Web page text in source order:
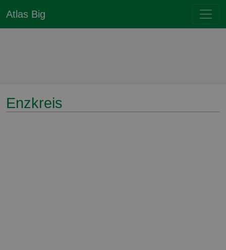
Atlas Big
Enzkreis